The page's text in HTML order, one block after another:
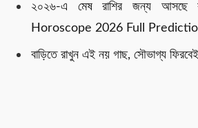
২০২৬-এ মেষ রাশির জন্য
Horoscope 2026 Full
বাড়িতে রাখুন এই নয় গাছ, সৌভাগ্য ফিরবেই